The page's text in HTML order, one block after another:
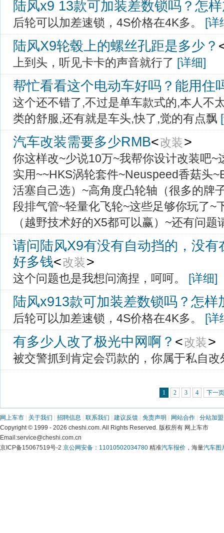
陆风x9 13款可加装差数锁吗？怎
后轮可以加差速锁，4S价格在4K多。 [详
陆风X9轮毂上的螺丝孔距是多少？
上到头，听见卡卡的声音就行了 [详细]
帮忙看看这个电动车好吗？能用住
这个还不错了,不过是单车款式的,本人不
类的舒服,还有就是车头,快了,觉的有点飘
汽车改装需要多少RMB<改装>
你这样改~少说10万~我帮你设计改装吧~
实用~~HKS涡轮套件~Neuspeed香菇头
活塞自己选）~高角度凸轮轴（很多的牌
段排气管~轻量化飞轮~这些足够你玩了~
（越野技术好的X5都可以赢）~还有问
请问陆风X9有没有自动挡的，没有
好多钱<改装>
这个问题也是我想问滴捏，呵呵。 [详细]
陆风x913款可加装差数锁吗？怎样
后轮可以加差速锁，4S价格在4K多。 [详
有多少人改了极光中网啊？ <改装>
被交警抓到肯定会罚款的，你属于私自
1 2 3 4 下一页
网上车市 关于我们 招聘信息 联系我们 建议反馈 免责声明 网站合作
分站加盟
Copyright © 1999 - 2026 cheshi.com. All Rights Reserved. 版权所有 网上车市
Email:service@cheshi.com.cn
京ICP备15067519号-2 京公网安备：11010502034780 精准汽车报价 ，海量汽车图